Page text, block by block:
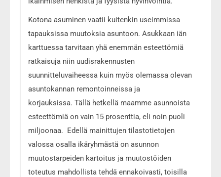
Kotona asuminen vaatii kuitenkin useimmissa
tapauksissa muutoksia asuntoon. Asukkaan iän
karttuessa tarvitaan yhä enemmän esteettömiä
ratkaisuja niin uudisrakennusten
suunnitteluvaiheessa kuin myös olemassa olevan
asuntokannan remontoinneissa ja
korjauksissa. Tällä hetkellä maamme asunnoista
esteettömiä on vain 15 prosenttia, eli noin puoli
miljoonaa. Edellä mainittujen tilastotietojen
valossa osalla ikäryhmästä on asunnon
muutostarpeiden kartoitus ja muutostöiden
toteutus mahdollista tehdä ennakoivasti, toisilla